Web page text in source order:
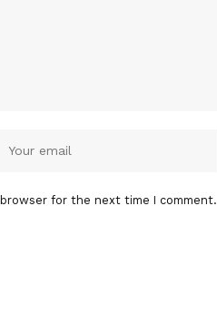
for the next time I comment.